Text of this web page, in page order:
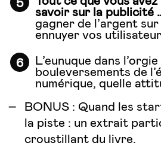
savoir sur la publicité
gagner de l’argent
ennuyer vos
L’eunuque dans l’orgie
bouleversements de
numérique, quelle
BONUS : Quand les
la piste : un extrait
croustillant du livre.